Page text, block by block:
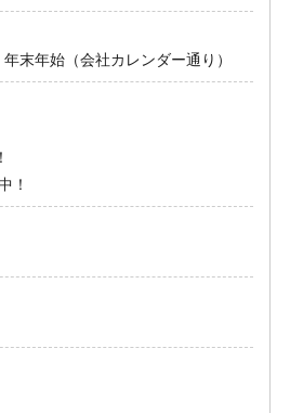
末年始（会社カレンダー通り）
！